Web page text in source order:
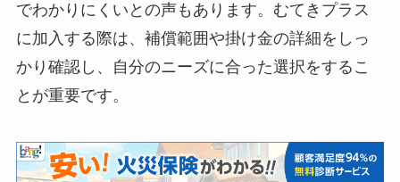
でわかりにくいとの声もあります。むてきプラス
に加入する際は、補償範囲や掛け金の詳細をしっ
かり確認し、自分のニーズに合った選択をするこ
とが重要です。